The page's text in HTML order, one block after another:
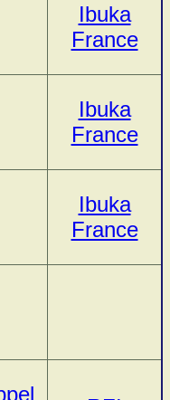
Ibuka
France
Ibuka
France
Ibuka
France